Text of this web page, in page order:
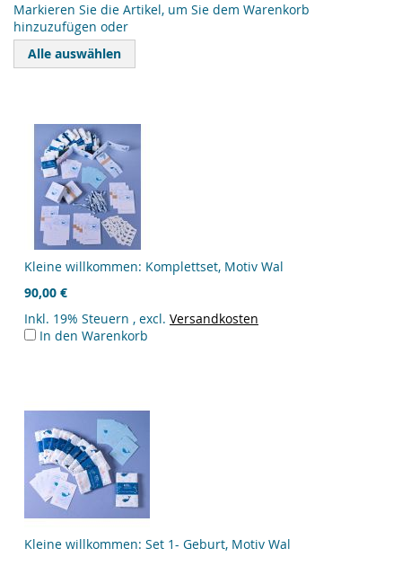
Markieren Sie die Artikel, um Sie dem Warenkorb
hinzuzufügen oder
Alle auswählen
Kleine willkommen: Komplettset, Motiv Wal
90,00 €
Inkl. 19% Steuern , excl. Versandkosten
In den Warenkorb
Kleine willkommen: Set 1- Geburt, Motiv Wal